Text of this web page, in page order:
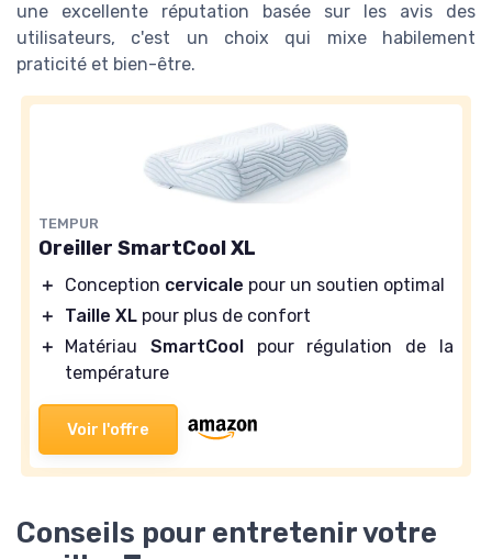
une excellente réputation basée sur les avis des
utilisateurs, c'est un choix qui mixe habilement
praticité et bien-être.
TEMPUR
Oreiller SmartCool XL
＋ Conception cervicale pour un soutien optimal
＋
Taille XL pour plus de confort
＋
Matériau SmartCoolpour régulation de la
température
Voir l'offre
Conseils pour entretenir votre